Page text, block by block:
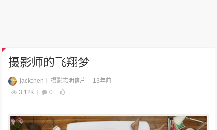
摄影师的飞翔梦
jackchen 摄影志明信片
13年前
3.12K
0